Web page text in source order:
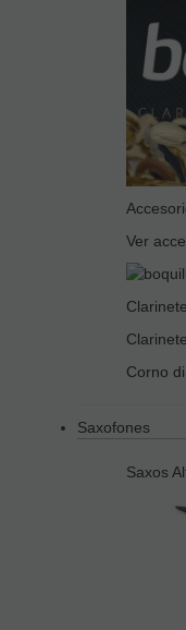
Ver
Corno
Saxofones
Saxos